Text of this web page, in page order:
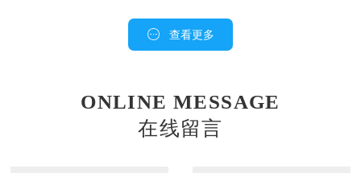
查看更多
ONLINE MESSAGE
在线留言